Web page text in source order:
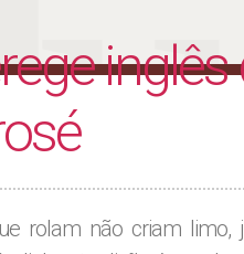
rolam não criam limo,